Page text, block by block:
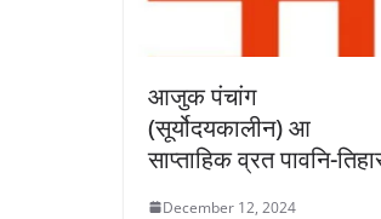
आजुक पंचांग
(सूर्योदयकालीन) आ
साप्ताहिक व्रत पावनि-
December 12, 2024